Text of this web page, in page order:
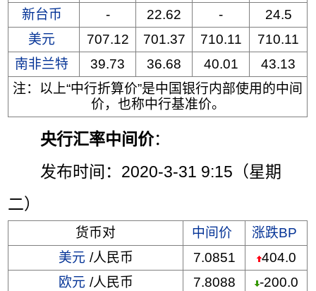
新台币 - 22.62 -
24.5
美元
707.12 701.37 710.11
710.11
南非兰特
39.73 36.68 40.01
43.13
注：以上“中行折算价”是中国银行内部使用的中间
价，也称中行基准价。
央行汇率中间价：
发布时间：2020-3-31 9:15（星期
二）
货币对 中间价
涨跌BP
美元 /人民币 7.0851
404.0
欧元 /人民币 7.8088
-200.0